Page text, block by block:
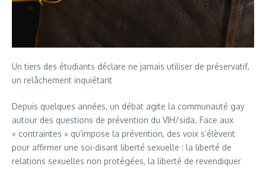
Un tiers des étudiants déclare ne jamais utiliser de préservatif,
un relâchement inquiétant
Depuis quelques années, un débat agite la communauté gay
autour des questions de prévention du VIH/sida. Face aux
« contraintes » qu’impose la prévention, des voix s’élèvent
pour affirmer une soi-disant liberté sexuelle : la liberté de
relations sexuelles non protégées, la liberté de revendiquer